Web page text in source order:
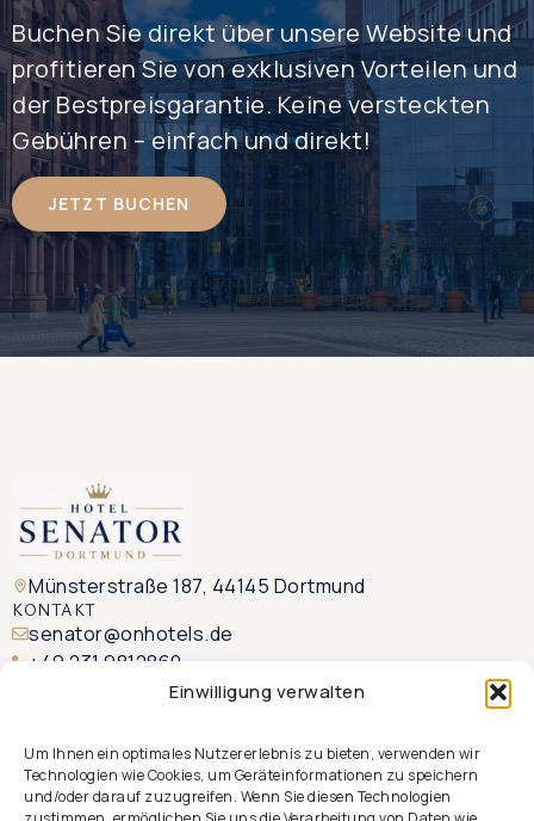
Einwilligung verwalten
Um Ihnen ein optimales Nutzererlebnis zu bieten, verwenden wir
Technologien wie Cookies, um Geräteinformationen zu speichern
und/oder darauf zuzugreifen. Wenn Sie diesen Technologien
Buchen Sie direkt über unsere Website und
profitieren Sie von exklusiven Vorteilen und
der Bestpreisgarantie. Keine versteckten
Gebühren – einfach und direkt!
JETZT BUCHEN
Münsterstraße 187, 44145 Dortmund
KONTAKT
senator@onhotels.de
+49 231 9812860
WhatsApp-Chat starten
Zimmer